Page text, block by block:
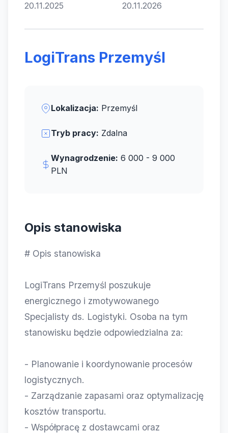
20.11.2025
20.11.2026
LogiTrans Przemyśl
Lokalizacja: Przemyśl
Tryb pracy: Zdalna
Wynagrodzenie: 6 000 - 9 000
PLN
Opis stanowiska
# Opis stanowiska
LogiTrans Przemyśl poszukuje
energicznego i zmotywowanego
Specjalisty ds. Logistyki. Osoba na tym
stanowisku będzie odpowiedzialna za:
- Planowanie i koordynowanie procesów
logistycznych.
- Zarządzanie zapasami oraz optymalizację
kosztów transportu.
- Współpracę z dostawcami oraz